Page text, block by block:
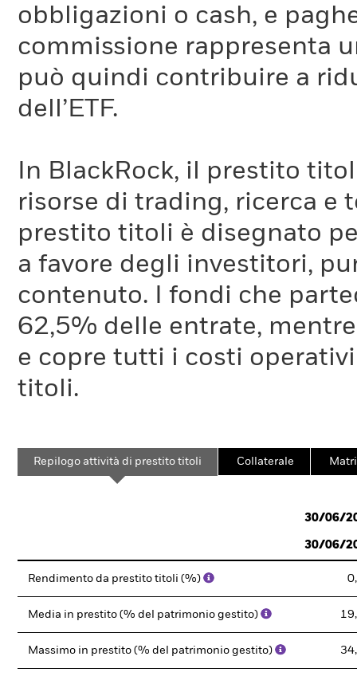
obbligazioni o cash, e
commissione rappresenta
può quindi contribuire a
dell’ETF.
In BlackRock, il prestito
risorse di trading, ricerca e
prestito titoli è disegnato
a favore degli investitori,
contenuto. I fondi che
62,5% delle entrate,
e copre tutti i costi
titoli.
Repilogo attività di prestito titoli Collaterale
30/06/
30/06/
Rendimento da prestito titoli (%)
Media in prestito (% del patrimonio gestito)
Massimo in prestito (% del patrimonio gestito)